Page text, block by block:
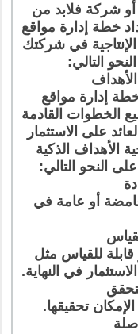
شركة فلابد من
خطة إدارة مواقع
في شركتك
التالي:
إدارة مواقع
الخطوات القادمة
على الاستثمار
الأهداف الذكية
أو عامة في
للقياس مثل
في النهاية.
تحقيقها.